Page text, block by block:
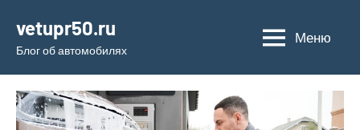
содержимому
vetupr50.ru
Блог об автомобилях
Меню